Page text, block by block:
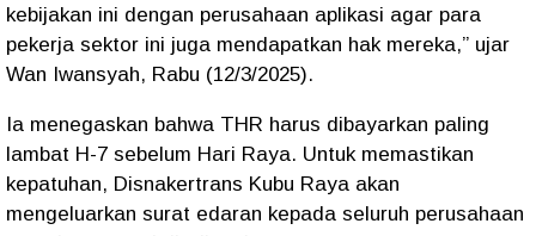
kebijakan ini dengan perusahaan aplikasi agar para
pekerja sektor ini juga mendapatkan hak mereka,” ujar
Wan Iwansyah, Rabu (12/3/2025).
Ia menegaskan bahwa THR harus dibayarkan paling
lambat H-7 sebelum Hari Raya. Untuk memastikan
kepatuhan, Disnakertrans Kubu Raya akan
mengeluarkan surat edaran kepada seluruh perusahaan